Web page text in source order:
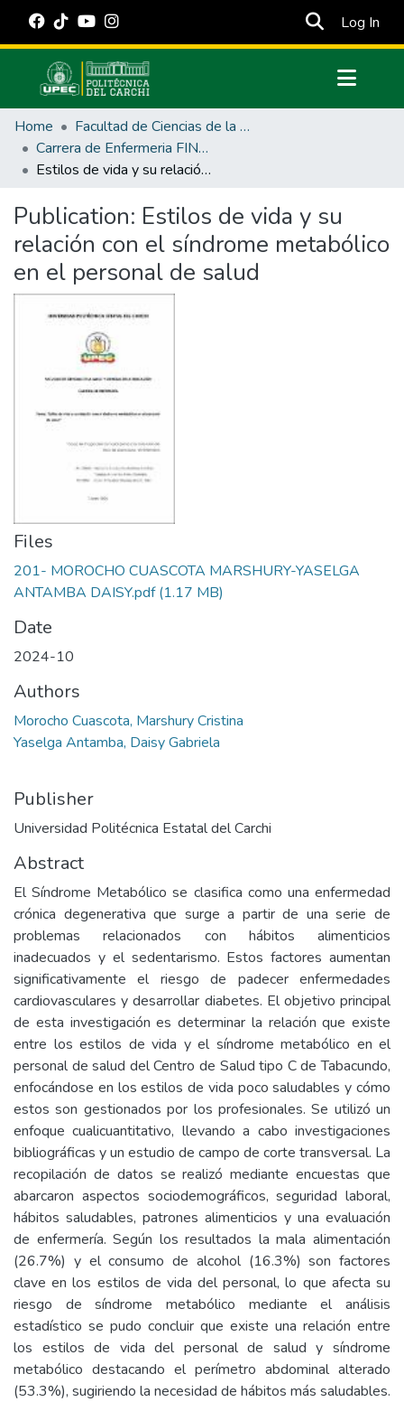
Log In
Communities & Collections
All of DSpace
Statistics
Estadísticas Externas
Manuales
Home
Facultad de Ciencias de la Salud y Educación
Carrera de Enfermeria FINAL
Estilos de vida y su relación con el síndrome metabólico en el personal de salud
Publication: Estilos de vida y su
relación con el síndrome metabólico
en el personal de salud
Files
201- MOROCHO CUASCOTA MARSHURY-YASELGA
ANTAMBA DAISY.pdf(1.17 MB)
Date
2024-10
Authors
Morocho Cuascota, Marshury Cristina
Yaselga Antamba, Daisy Gabriela
Publisher
Universidad Politécnica Estatal del Carchi
Abstract
El Síndrome Metabólico se clasifica como una enfermedad
crónica degenerativa que surge a partir de una serie de
problemas relacionados con hábitos alimenticios
inadecuados y el sedentarismo. Estos factores aumentan
significativamente el riesgo de padecer enfermedades
cardiovasculares y desarrollar diabetes. El objetivo principal
de esta investigación es determinar la relación que existe
entre los estilos de vida y el síndrome metabólico en el
personal de salud del Centro de Salud tipo C de Tabacundo,
enfocándose en los estilos de vida poco saludables y cómo
estos son gestionados por los profesionales. Se utilizó un
enfoque cualicuantitativo, llevando a cabo investigaciones
bibliográficas y un estudio de campo de corte transversal. La
recopilación de datos se realizó mediante encuestas que
abarcaron aspectos sociodemográficos, seguridad laboral,
hábitos saludables, patrones alimenticios y una evaluación
de enfermería. Según los resultados la mala alimentación
(26.7%) y el consumo de alcohol (16.3%) son factores
clave en los estilos de vida del personal, lo que afecta su
riesgo de síndrome metabólico mediante el análisis
estadístico se pudo concluir que existe una relación entre
los estilos de vida del personal de salud y síndrome
metabólico destacando el perímetro abdominal alterado
(53.3%), sugiriendo la necesidad de hábitos más saludables.